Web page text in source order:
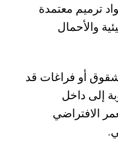
ترميم معتمدة
والأحمال
شقوق أو فراغات قد
إلى داخل
الافتراضي